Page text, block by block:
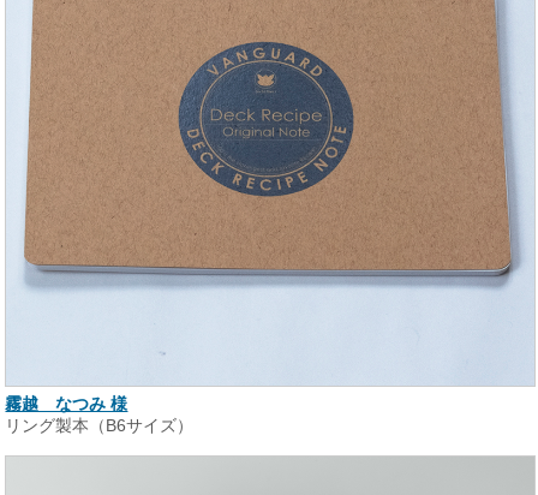
霧越 なつみ 様
リング製本（B6サイズ）